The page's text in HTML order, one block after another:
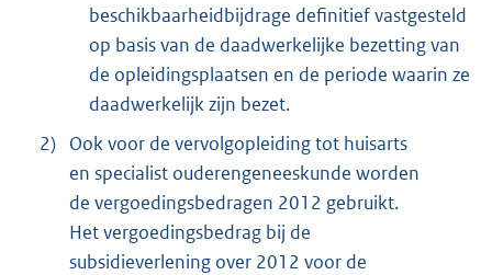
beschikbaarheidbijdrage definitief vastgesteld
op basis van de daadwerkelijke bezetting van
de opleidingsplaatsen en de periode waarin ze
daadwerkelijk zijn bezet.
2) Ook voor de vervolgopleiding tot huisarts
en specialist ouderengeneeskunde worden
de vergoedingsbedragen 2012 gebruikt.
Het vergoedingsbedrag bij de
subsidieverlening over 2012 voor de